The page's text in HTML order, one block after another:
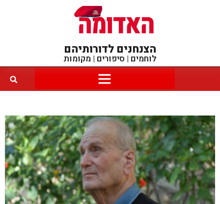
הצנחנים לדורותיהם
לוחמים | סיפורים | מקומות